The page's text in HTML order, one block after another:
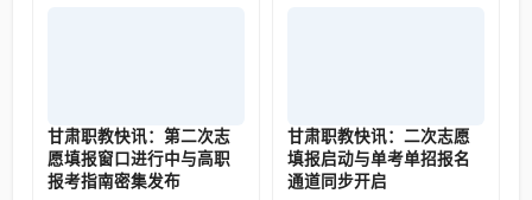
甘肃职教快讯：第二次志
愿填报窗口进行中与高职
报考指南密集发布
甘肃职教快讯：二次志愿
填报启动与单考单招报名
通道同步开启